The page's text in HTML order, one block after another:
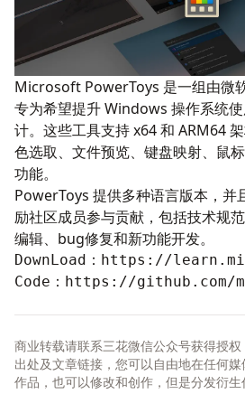
Microsoft PowerToys 是一组由微
专为希望提升 Windows 操作系统
计。这些工具支持 x64 和 ARM64
色选取、文件预览、键盘映射、鼠
功能。
PowerToys 提供多种语言版本，并
励社区成员参与贡献，包括技术规
编辑、bug修复和新功能开发。
DownLoad： https://
Code： https://github.com/
商业转载请联系三花微信公众号获得授
出处及文章链接，您可以自由地在任何
作品，也可以修改和创作，但是分发衍